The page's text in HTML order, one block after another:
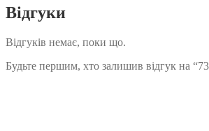
Відгуки
Відгуків немає, поки що.
Будьте першим, хто залишив відгук на